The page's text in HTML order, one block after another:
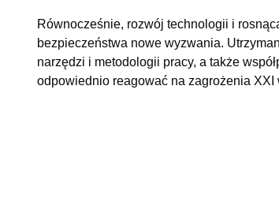
Równocześnie, rozwój technologii i
bezpieczeństwa nowe wyzwania.
narzędzi i metodologii pracy, a także
odpowiednio reagować na zagrożenia